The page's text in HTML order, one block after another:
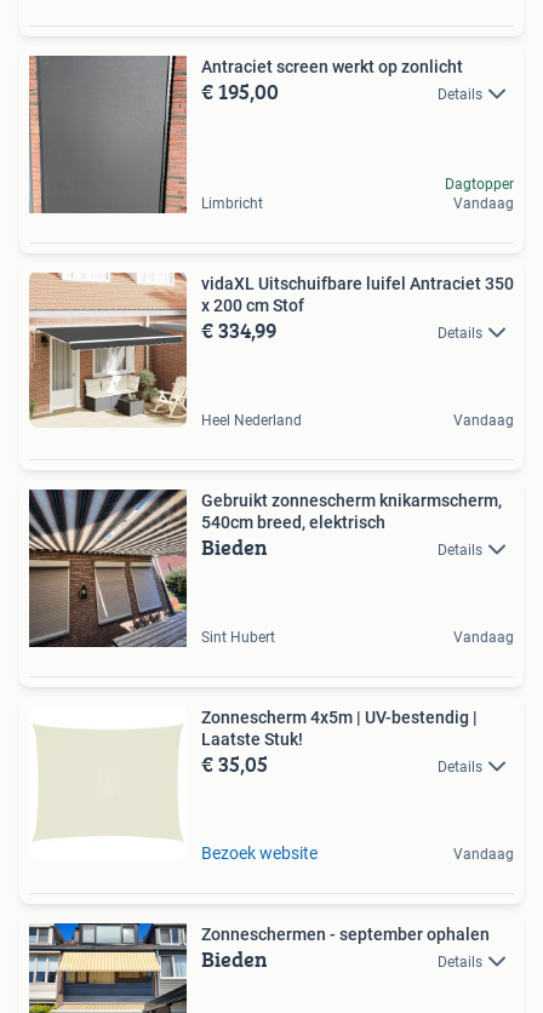
Antraciet screen werkt op zonlicht
€ 195,00 Details
Limbricht
Dagtopper
Vandaag
vidaXL Uitschuifbare luifel Antraciet 350
x 200 cm Stof
€ 334,99 Details
Heel Nederland Vandaag
Gebruikt zonnescherm knikarmscherm,
540cm breed, elektrisch
Bieden Details
Sint Hubert Vandaag
Zonnescherm 4x5m | UV-bestendig |
Laatste Stuk!
€ 35,05 Details
Bezoek website Vandaag
Zonneschermen - september ophalen
Bieden Details